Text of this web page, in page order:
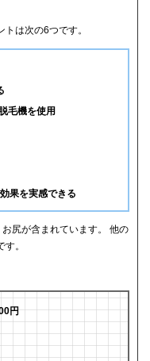
は次の6つです。
毛機を使用
果を実感できる
尻が含まれています。 他の
。
円